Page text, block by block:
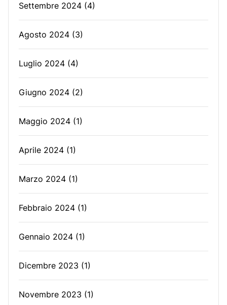
Settembre 2024 (4)
Agosto 2024 (3)
Luglio 2024 (4)
Giugno 2024 (2)
Maggio 2024 (1)
Aprile 2024 (1)
Marzo 2024 (1)
Febbraio 2024 (1)
Gennaio 2024 (1)
Dicembre 2023 (1)
Novembre 2023 (1)